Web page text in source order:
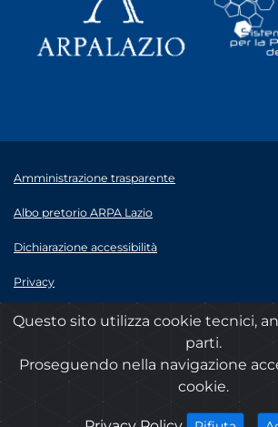
Amministrazione trasparente
Albo pretorio ARPA Lazio
Dichiarazione accessibilità
Privacy
Note legali
© 2020 ARPA Lazio - P.Iva 00915900575
Questo sito utilizza cookie tecnici,
parti.
Proseguendo nella navigazione
cookie.
cookies